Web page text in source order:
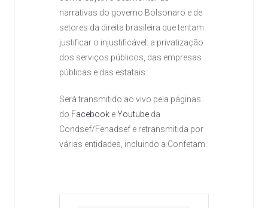
narrativas do governo Bolsonaro e de
setores da direita brasileira que tentam
justificar o injustificável: a privatização
dos serviços públicos, das empresas
públicas e das estatais.
Será transmitido ao vivo pela páginas
do Facebook eYoutube da
Condsef/Fenadsef e retransmitida por
várias entidades, incluindo a Confetam.